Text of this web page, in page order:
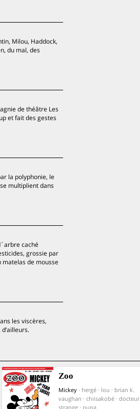
Milou, Haddock,
du mal, des
de théâtre Les
et fait des gestes
la polyphonie, le
multiplient dans
caché
grossie par
matelas de mousse
les viscères,
Zoo
Mickey · hergé · lou · brian k.
vaughan · chiisakobé · docteur
strange · pupa